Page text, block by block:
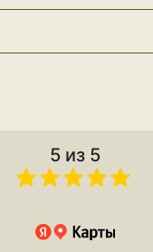
5 из 5